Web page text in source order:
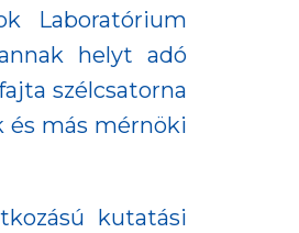
Laboratórium
helyt adó
szélcsatorna
és más mérnöki
kutatási